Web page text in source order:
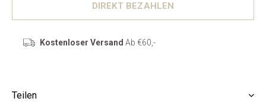
DIREKT BEZAHLEN
Kostenloser Versand Ab €60,-
Teilen